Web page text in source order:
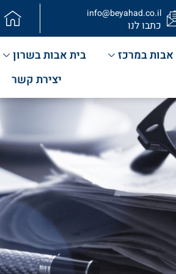
info@beyahad.co.il
כתבו לנו
אבות במרכז בית אבות בשרון
יצירת קשר